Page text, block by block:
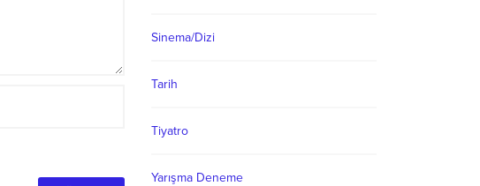
Sinema/Dizi
Tarih
Tiyatro
Yarışma Deneme